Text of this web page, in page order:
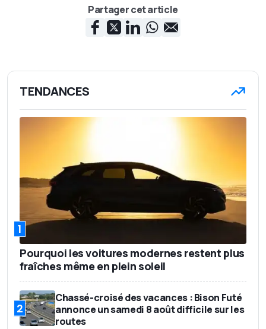
Partager cet article
TENDANCES
1
Pourquoi les voitures modernes restent plus
fraîches même en plein soleil
2
Chassé-croisé des vacances : Bison Futé
annonce un samedi 8 août difficile sur les
routes